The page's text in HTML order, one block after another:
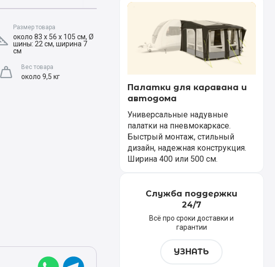
Размер товара
около 83 x 56 x 105 см, Ø
шины: 22 см, ширина 7
см
Вес товара
около 9,5 кг
Палатки для каравана и
автодома
Универсальные надувные
палатки на пневмокаркасе.
Быстрый монтаж, стильный
дизайн, надежная конструкция.
Ширина 400 или 500 см.
Служба поддержки
24/7
Всё про сроки доставки и
гарантии
УЗНАТЬ